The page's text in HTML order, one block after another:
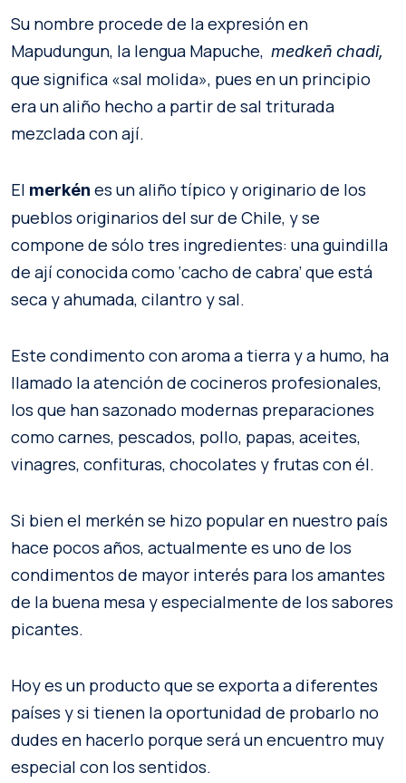
Su nombre procede de la expresión en
Mapudungun, la lengua Mapuche, medkeñ chadi,
que significa «sal molida», pues en un principio
era un aliño hecho a partir de sal triturada
mezclada con ají.
El merkén es un aliño típico y originario de los
pueblos originarios del sur de Chile, y se
compone de sólo tres ingredientes: una guindilla
de ají conocida como ‘cacho de cabra’ que está
seca y ahumada, cilantro y sal.
Este condimento con aroma a tierra y a humo, ha
llamado la atención de cocineros profesionales,
los que han sazonado modernas preparaciones
como carnes, pescados, pollo, papas, aceites,
vinagres, confituras, chocolates y frutas con él.
Si bien el merkén se hizo popular en nuestro país
hace pocos años, actualmente es uno de los
condimentos de mayor interés para los amantes
de la buena mesa y especialmente de los sabores
picantes.
Hoy es un producto que se exporta a diferentes
países y si tienen la oportunidad de probarlo no
dudes en hacerlo porque será un encuentro muy
especial con los sentidos.